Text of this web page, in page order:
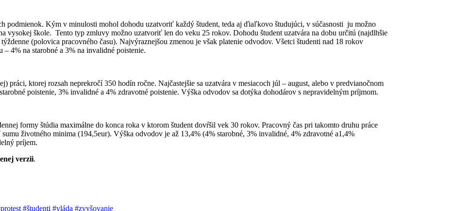
podmienok. Kým v minulosti mohol dohodu uzatvoriť každý študent, teda aj ďiaľkovo študujúci, v súčasnosti ju možno
vysokej škole. Tento typ zmluvy možno uzatvoriť len do veku 25 rokov. Dohodu študent uzatvára na dobu určitú (najdlhšie
(polovica pracovného času). Najvýraznejšou zmenou je však platenie odvodov. Všetci študenti nad 18 rokov
4% na starobné a 3% na invalidné poistenie.
práci, ktorej rozsah neprekročí 350 hodín ročne. Najčastejšie sa uzatvára v mesiacoch júl – august, alebo v predvianočnom
poistenie, 3% invalidné a 4% zdravotné poistenie. Výška odvodov sa dotýka dohodárov s nepravidelným príjmom.
formy štúdia maximálne do konca roka v ktorom študent dovŕšil vek 30 rokov. Pracovný čas pri takomto druhu práce
životného minima (194,5eur). Výška odvodov je až 13,4% (4% starobné, 3% invalidné, 4% zdravotné a1,4%
príjem.
verzii.
#študenti #vláda #zvyšovanie